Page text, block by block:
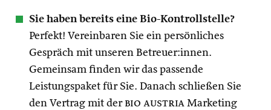
Sie haben bereits eine Bio-Kontrollstelle?
Perfekt! Vereinbaren Sie ein persönliches
Gespräch mit unseren Betreuer:innen.
Gemeinsam finden wir das passende
Leistungspaket für Sie. Danach schließen Sie
den Vertrag mit der bio austria Marketing